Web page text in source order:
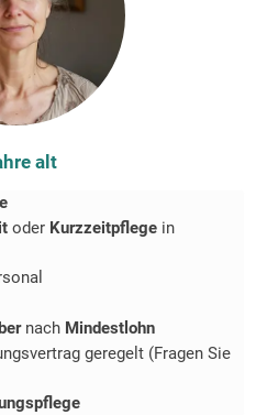
alt
oder Kurzzeitpflege in
nach Mindestlohn
geregelt (Fragen Sie